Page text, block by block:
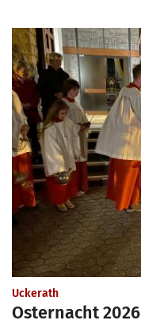
Uckerath:
Osternacht 2026